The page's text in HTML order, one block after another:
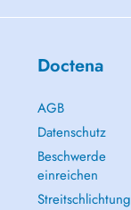
Doctena
AGB
Datenschutz
Beschwerde
einreichen
Streitschlichtung